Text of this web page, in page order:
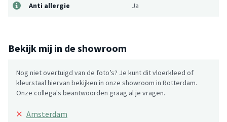
Anti allergie Ja
Bekijk mij in de showroom
Nog niet overtuigd van de foto’s? Je kunt dit vloerkleed of
kleurstaal hiervan bekijken in onze showroom in Rotterdam.
Onze collega's beantwoorden graag al je vragen.
× Amsterdam